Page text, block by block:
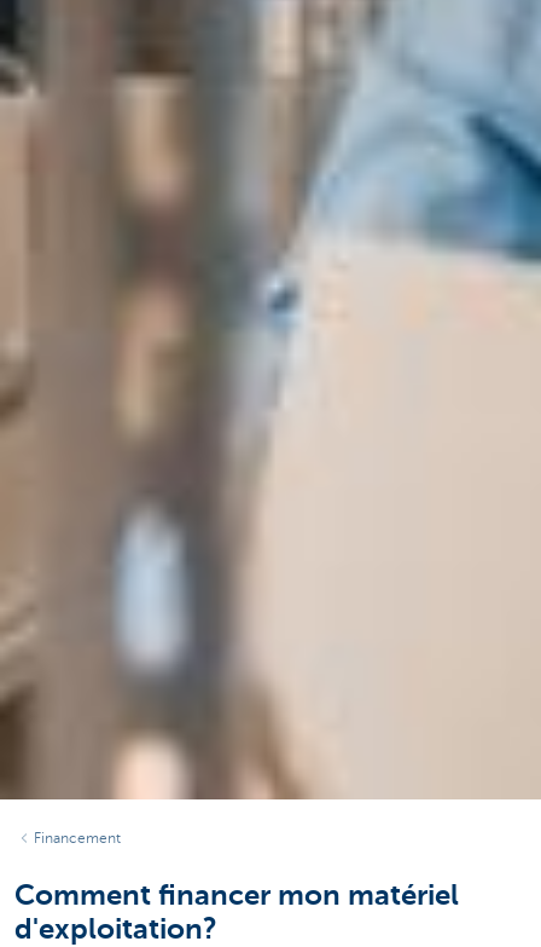
Financement
Comment financer mon matériel
d'exploitation?